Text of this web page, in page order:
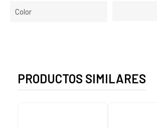
Color
PRODUCTOS SIMILARES